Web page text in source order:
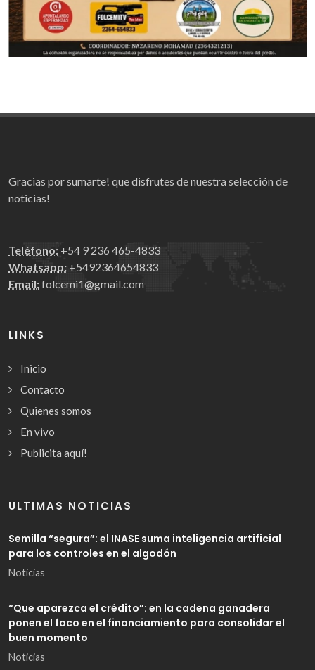
Gracias por sumarte! que disfrutes de nuestra selección de
noticias!
Teléfono: +54 9 236 465-4833
Whatsapp: +5492364654833
Email:folcemi1@gmail.com
LINKS
Inicio
Contacto
Quienes somos
En vivo
Publicita aquí!
ULTIMAS NOTICIAS
Semilla “segura”: el INASE suma inteligencia artificial
para los controles en el algodón
Noticias
“Que aparezca el crédito”: en la cadena ganadera
ponen el foco en el financiamiento para consolidar el
buen momento
Noticias